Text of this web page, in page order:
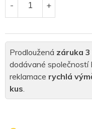
Prodloužená záruka
dodávané společností
reklamace rychlá
kus.